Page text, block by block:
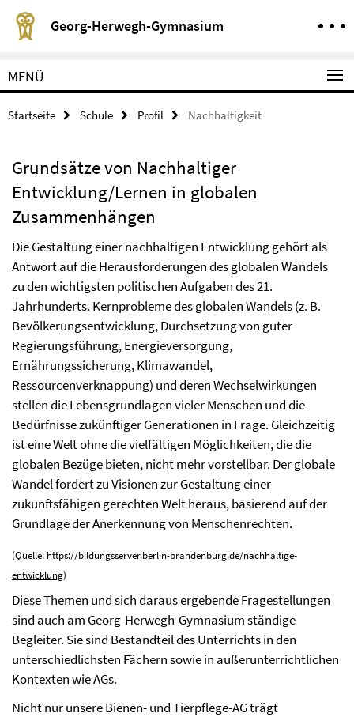
Springe direkt zu Inhalt
Georg-Herwegh-Gymnasium
Service-Navigation
MENÜ
Startseite Schule Profil Nachhaltigkeit
Grundsätze von Nachhaltiger
Entwicklung/Lernen in globalen
Zusammenhängen
Die Gestaltung einer nachhaltigen Entwicklung gehört als
Antwort auf die Herausforderungen des globalen Wandels
zu den wichtigsten politischen Aufgaben des 21.
Jahrhunderts. Kernprobleme des globalen Wandels (z. B.
Bevölkerungsentwicklung, Durchsetzung von guter
Regierungsführung, Energieversorgung,
Ernährungssicherung, Klimawandel,
Ressourcenverknappung) und deren Wechselwirkungen
stellen die Lebensgrundlagen vieler Menschen und die
Bedürfnisse zukünftiger Generationen in Frage. Gleichzeitig
ist eine Welt ohne die vielfältigen Möglichkeiten, die die
globalen Bezüge bieten, nicht mehr vorstellbar. Der globale
Wandel fordert zu Visionen zur Gestaltung einer
zukunftsfähigen gerechten Welt heraus, basierend auf der
Grundlage der Anerkennung von Menschenrechten.
(Quelle: https://bildungsserver.berlin-brandenburg.de/nachhaltige-
entwicklung)
Diese Themen und sich daraus ergebende Fragestellungen
sind auch am Georg-Herwegh-Gymnasium ständige
Begleiter. Sie sind Bestandteil des Unterrichts in den
unterschiedlichsten Fächern sowie in außerunterrichtlichen
Kontexten wie AGs.
Nicht nur unsere Bienen- und Tierpflege-AG trägt